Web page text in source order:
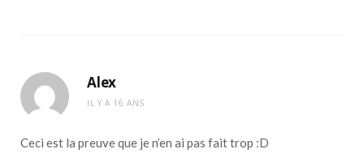
Alex
IL Y A 16 ANS
Ceci est la preuve que je n’en ai pas fait trop :D